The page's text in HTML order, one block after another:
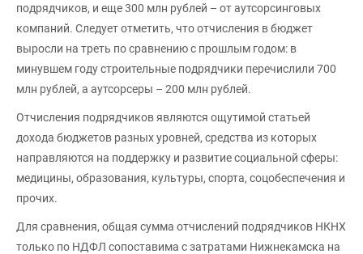
подрядчиков, и еще 300 млн рублей – от аутсорсинговых
компаний. Следует отметить, что отчисления в бюджет
выросли на треть по сравнению с прошлым годом: в
минувшем году строительные подрядчики перечислили 700
млн рублей, а аутсорсеры – 200 млн рублей.
Отчисления подрядчиков являются ощутимой статьей
дохода бюджетов разных уровней, средства из которых
направляются на поддержку и развитие социальной сферы:
медицины, образования, культуры, спорта, соцобеспечения и
прочих.
Для сравнения, общая сумма отчислений подрядчиков НКНХ
только по НДФЛ сопоставима с затратами Нижнекамска на